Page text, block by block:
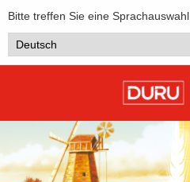
Bitte treffen Sie eine Sprachauswahl.